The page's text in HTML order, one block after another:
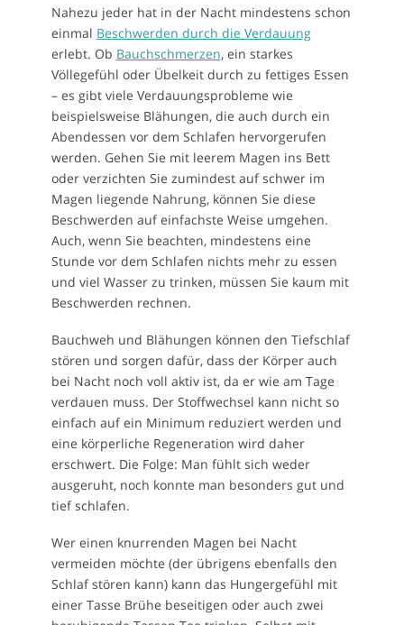
Nahezu jeder hat in der Nacht mindestens schon
einmal Beschwerden durch die Verdauung
erlebt. Ob Bauchschmerzen, ein starkes
Völlegefühl oder Übelkeit durch zu fettiges Essen
– es gibt viele Verdauungsprobleme wie
beispielsweise Blähungen, die auch durch ein
Abendessen vor dem Schlafen hervorgerufen
werden. Gehen Sie mit leerem Magen ins Bett
oder verzichten Sie zumindest auf schwer im
Magen liegende Nahrung, können Sie diese
Beschwerden auf einfachste Weise umgehen.
Auch, wenn Sie beachten, mindestens eine
Stunde vor dem Schlafen nichts mehr zu essen
und viel Wasser zu trinken, müssen Sie kaum mit
Beschwerden rechnen.
Bauchweh und Blähungen können den Tiefschlaf
stören und sorgen dafür, dass der Körper auch
bei Nacht noch voll aktiv ist, da er wie am Tage
verdauen muss. Der Stoffwechsel kann nicht so
einfach auf ein Minimum reduziert werden und
eine körperliche Regeneration wird daher
erschwert. Die Folge: Man fühlt sich weder
ausgeruht, noch konnte man besonders gut und
tief schlafen.
Wer einen knurrenden Magen bei Nacht
vermeiden möchte (der übrigens ebenfalls den
Schlaf stören kann) kann das Hungergefühl mit
einer Tasse Brühe beseitigen oder auch zwei